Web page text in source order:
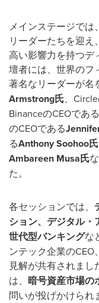
メインステージで
リーダーたちを迎
高い影響力を持つデ
壇者には、世界のフ
著名なリーダーが名
Armstrong氏、
BinanceのCEOである
のCEOである
るAnthony Soohoo氏
Ambareen Musa氏
た。
各セッションでは、
ション、デジタル・
世代型バンキングな
ンテック企業の
見解が共有されまし
は、 暗号資産市場の
問いが投げかけられ